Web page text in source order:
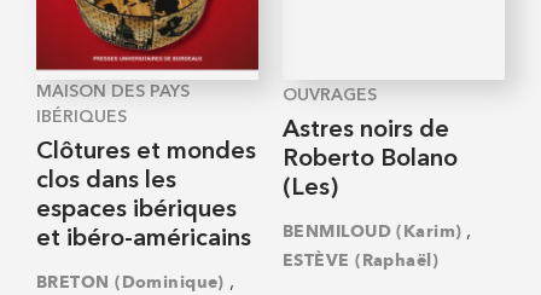
MAISON DES PAYS
IBÉRIQUES
Clôtures et mondes
clos dans les
espaces ibériques
et ibéro-américains
BRETON (Dominique) ,
OUVRAGES
Astres noirs de
Roberto Bolano
(Les)
BENMILOUD (Karim) ,
ESTÈVE (Raphaël)